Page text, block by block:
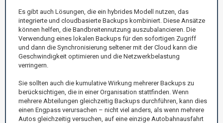
Es gibt auch Lösungen, die ein hybrides Modell nutzen, das
integrierte und cloudbasierte Backups kombiniert. Diese Ansätze
können helfen, die Bandbreitennutzung auszubalancieren. Die
Verwendung eines lokalen Backups für den sofortigen Zugriff
und dann die Synchronisierung seltener mit der Cloud kann die
Geschwindigkeit optimieren und die Netzwerkbelastung
verringern.
Sie sollten auch die kumulative Wirkung mehrerer Backups zu
berücksichtigen, die in einer Organisation stattfinden. Wenn
mehrere Abteilungen gleichzeitig Backups durchführen, kann dies
einen Engpass verursachen – nicht viel anders, als wenn mehrere
Autos gleichzeitig versuchen, auf eine einzige Autobahnausfahrt